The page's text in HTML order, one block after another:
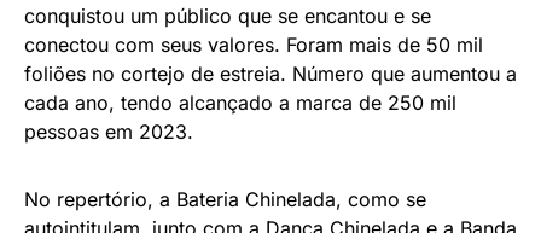
conquistou um público que se encantou e se
conectou com seus valores. Foram mais de 50 mil
foliões no cortejo de estreia. Número que aumentou a
cada ano, tendo alcançado a marca de 250 mil
pessoas em 2023.
No repertório, a Bateria Chinelada, como se
autointitulam, junto com a Dança Chinelada e a Banda